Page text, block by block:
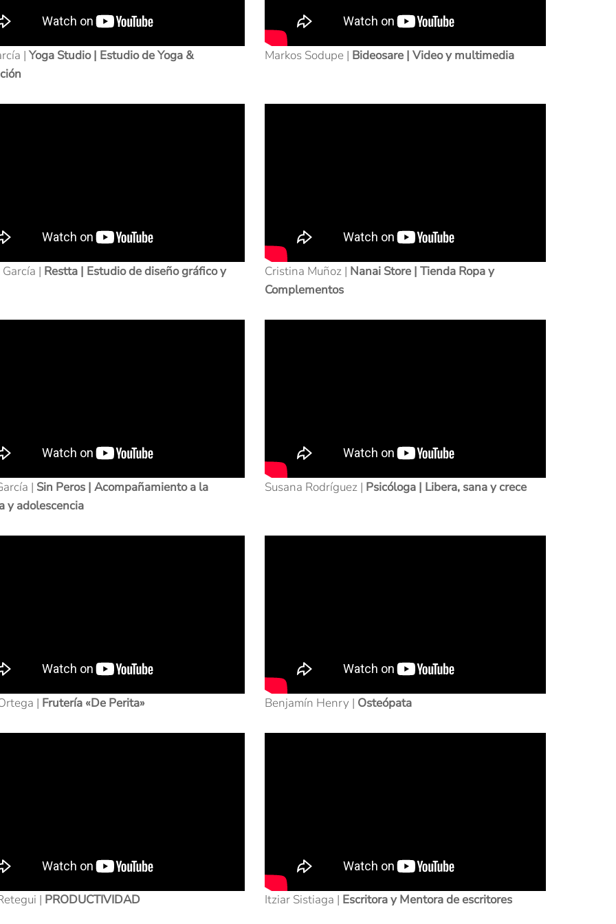
|Yoga Studio | Estudio de Yoga &
Markos Sodupe | Bideosare | Video y multimedia
| Restta | Estudio de diseño gráfico y
Cristina Muñoz | Nanai Store | Tienda Ropa y
Complementos
| Sin Peros | Acompañamiento a la
y adolescencia
Susana Rodríguez | Psicóloga | Libera, sana y crece
| Frutería «De Perita» Benjamín Henry | Osteópata
| PRODUCTIVIDAD Itziar Sistiaga | Escritora y Mentora de escritores